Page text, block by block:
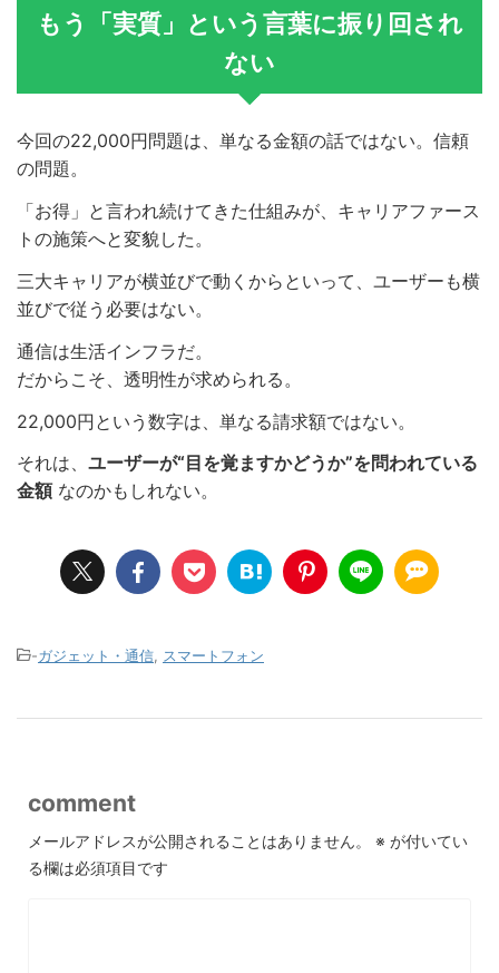
もう「実質」という言葉に振り回され
ない
今回の22,000円問題は、単なる金額の話ではない。信頼
の問題。
「お得」と言われ続けてきた仕組みが、キャリアファース
トの施策へと変貌した。
三大キャリアが横並びで動くからといって、ユーザーも横
並びで従う必要はない。
通信は生活インフラだ。
だからこそ、透明性が求められる。
22,000円という数字は、単なる請求額ではない。
それは、 ユーザーが“目を覚ますかどうか”を問われている
金額なのかもしれない。
-ガジェット・通信, スマートフォン
comment
メールアドレスが公開されることはありません。 ※ が付いてい
る欄は必須項目です